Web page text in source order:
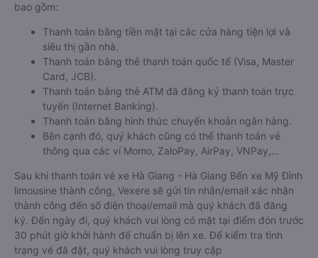
bao gồm:
Thanh toán bằng tiền mặt tại các cửa hàng tiện lợi và
siêu thị gần nhà.
Thanh toán bằng thẻ thanh toán quốc tế (Visa, Master
Card, JCB).
Thanh toán bằng thẻ ATM đã đăng ký thanh toán trực
tuyến (Internet Banking).
Thanh toán bằng hình thức chuyển khoản ngân hàng.
Bên cạnh đó, quý khách cũng có thể thanh toán vé
thông qua các ví Momo, ZaloPay, AirPay, VNPay,…
Sau khi thanh toán vé xe Hà Giang - Hà Giang Bến xe Mỹ Đình
limousine thành công, Vexere sẽ gửi tin nhắn/email xác nhận
thành công đến số điện thoại/email mà quý khách đã đăng
ký. Đến ngày đi, quý khách vui lòng có mặt tại điểm đón trước
30 phút giờ khởi hành để chuẩn bị lên xe. Để kiểm tra tình
trạng vé đã đặt, quý khách vui lòng truy cập